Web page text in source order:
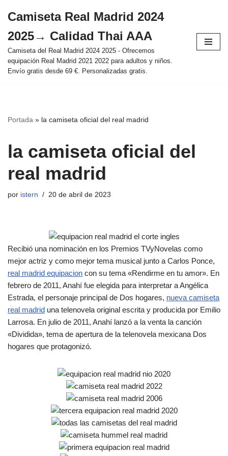
al
contenido
Camiseta Real Madrid 2024
2025→ Calidad Thai AAA
Camiseta del Real Madrid 2024 2025 - Ofrecemos
equipación Real Madrid 2021 2022 para adultos y niños.
Envío gratis desde 69 €. Personalizadas gratis.
Portada » la camiseta oficial del real madrid
la camiseta oficial del
real madrid
por istern 20 de abril de 2023
Recibió una nominación en los Premios TVyNovelas como
mejor actriz y como mejor tema musical junto a Carlos Ponce,
real madrid equipacion con su tema «Rendirme en tu amor». En
febrero de 2011, Anahí fue elegida para interpretar a Angélica
Estrada, el personaje principal de Dos hogares, nueva camiseta
real madrid una telenovela original escrita y producida por Emilio
Larrosa. En julio de 2011, Anahí lanzó a la venta la canción
«Dividida», tema de apertura de la telenovela mexicana Dos
hogares que protagonizó.